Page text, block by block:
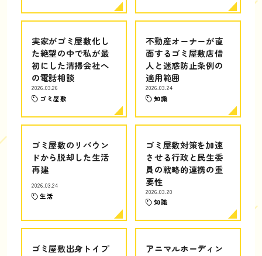
実家がゴミ屋敷化し
た絶望の中で私が最
初にした清掃会社へ
の電話相談
2026.03.26
ゴミ屋敷
不動産オーナーが直
面するゴミ屋敷店借
人と迷惑防止条例の
適用範囲
2026.03.24
知識
ゴミ屋敷のリバウン
ドから脱却した生活
再建
2026.03.24
生活
ゴミ屋敷対策を加速
させる行政と民生委
員の戦略的連携の重
要性
2026.03.20
知識
ゴミ屋敷出身トイプ
アニマルホーディン